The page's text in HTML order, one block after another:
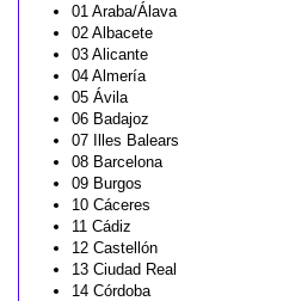
01 Araba/Álava
02 Albacete
03 Alicante
04 Almería
05 Ávila
06 Badajoz
07 Illes Balears
08 Barcelona
09 Burgos
10 Cáceres
11 Cádiz
12 Castellón
13 Ciudad Real
14 Córdoba